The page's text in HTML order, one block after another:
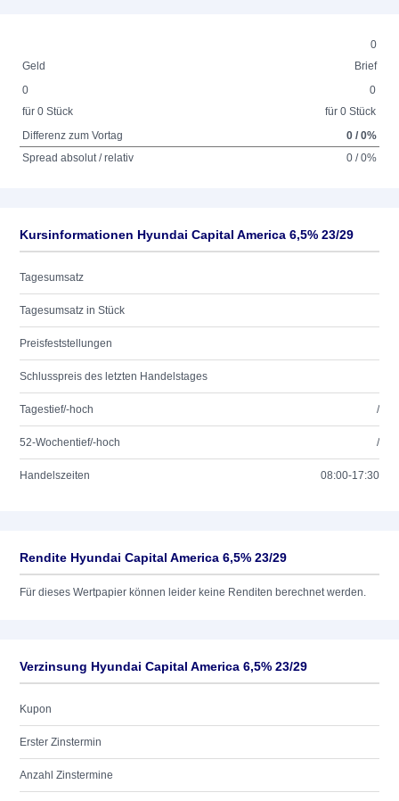
0
Geld
Brief
0
für 0 Stück
0
für 0 Stück
Differenz zum Vortag
0 / 0%
Spread absolut / relativ
0 / 0%
Kursinformationen Hyundai Capital America 6,5% 23/29
Tagesumsatz
Tagesumsatz in Stück
Preisfeststellungen
Schlusspreis des letzten Handelstages
Tagestief/-hoch /
52-Wochentief/-hoch /
Handelszeiten 08:00-17:30
Rendite Hyundai Capital America 6,5% 23/29
Für dieses Wertpapier können leider keine Renditen berechnet werden.
Verzinsung Hyundai Capital America 6,5% 23/29
Kupon
Erster Zinstermin
Anzahl Zinstermine